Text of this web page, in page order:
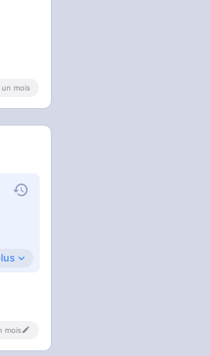
un mois
mois